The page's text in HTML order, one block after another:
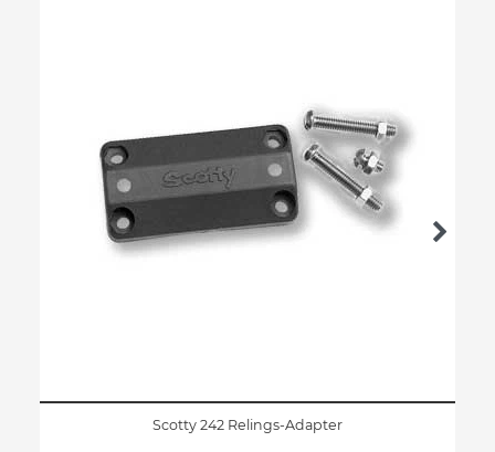
Scotty 242 Relings-Adapter